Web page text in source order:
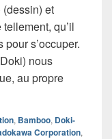
(dessin) et
qu’il
s’occuper.
nous
au propre
, Bamboo, Doki-
Corporation,